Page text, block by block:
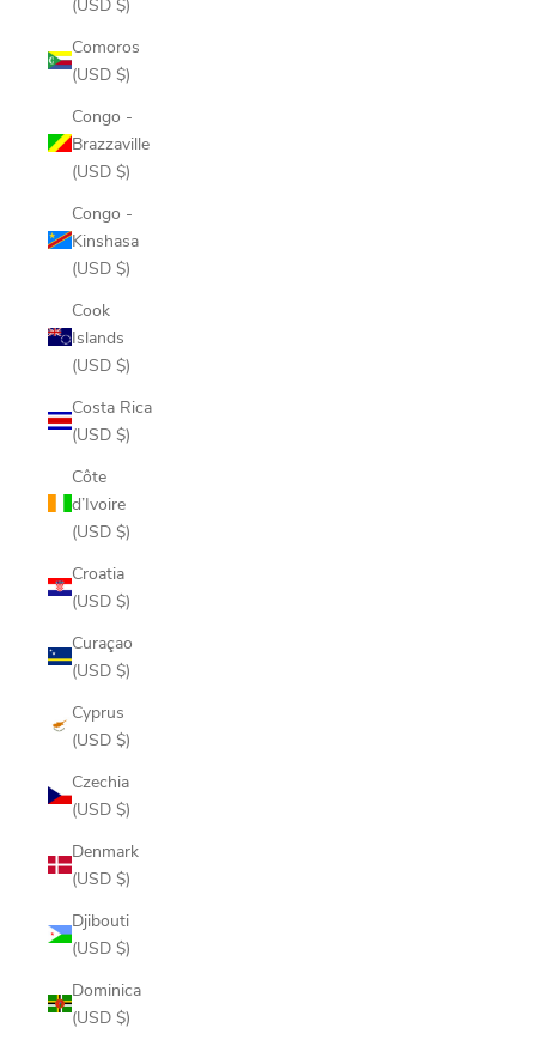
Comoros
(USD $)
Congo -
Brazzaville
(USD $)
Congo -
Kinshasa
(USD $)
Cook
Islands
(USD $)
Costa Rica
(USD $)
Côte
d’Ivoire
(USD $)
Croatia
(USD $)
Curaçao
(USD $)
Cyprus
(USD $)
Czechia
(USD $)
Denmark
(USD $)
Djibouti
(USD $)
Dominica
(USD $)